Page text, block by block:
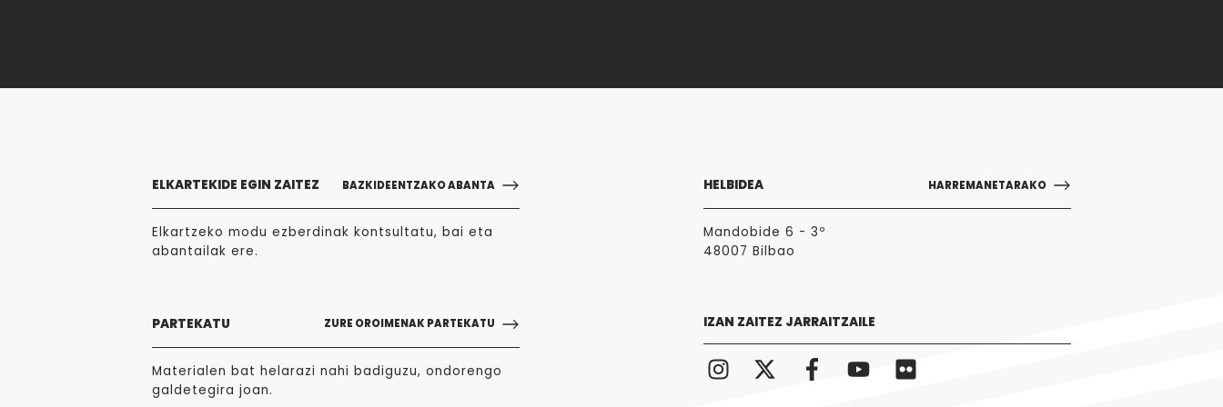
ELKARTEKIDE EGIN ZAITEZ BAZKIDEENTZAKO ABANTA
Elkartzeko modu ezberdinak kontsultatu, bai eta
abantailak ere.
PARTEKATU ZURE OROIMENAK PARTEKATU
Materialen bat helarazi nahi badiguzu, ondorengo
galdetegira joan.
HELBIDEA HARREMANETARAKO
Mandobide 6 - 3º
48007 Bilbao
IZAN ZAITEZ JARRAITZAILE